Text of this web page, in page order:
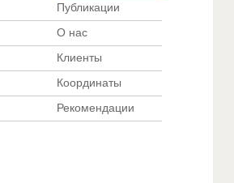
Публикации
О нас
Клиенты
Координаты
Рекомендации